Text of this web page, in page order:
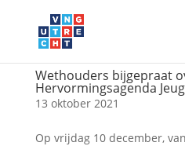
Wethouders bijgepraat
Hervormingsagenda
13 oktober 2021
Op vrijdag 10 december,